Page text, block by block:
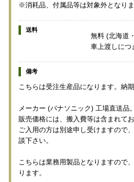
※消耗品、付属品等は対象外となりま
送料
無料 (北海道
車上渡しにつ
備考
こちらは受注生産品になります。納
メーカー (パナソニック) 工場直送品。
販売価格には、搬入費等は含まれてお
ご入用の方は別途申し受けますので
談下さい。
こちらは業務用製品となりますので
ります。